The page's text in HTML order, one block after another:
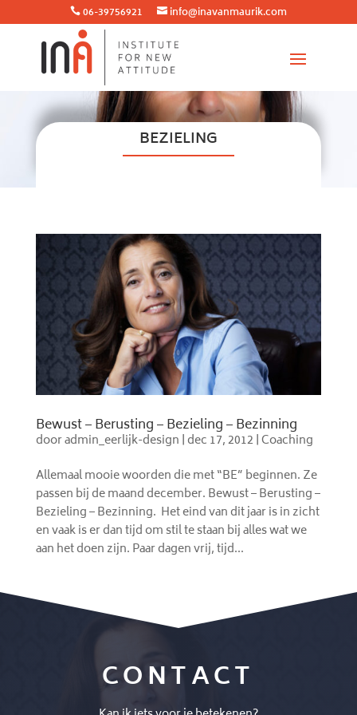
 06-39756921  info@inavanmaurik.com
BEZIELING
Bewust – Berusting – Bezieling – Bezinning
dooradmin_eerlijk-design |dec 17, 2012 |Coaching
Allemaal mooie woorden die met “BE” beginnen. Ze
passen bij de maand december. Bewust – Berusting –
Bezieling – Bezinning. Het eind van dit jaar is in zicht
en vaak is er dan tijd om stil te staan bij alles wat we
aan het doen zijn. Paar dagen vrij, tijd...
CONTACT